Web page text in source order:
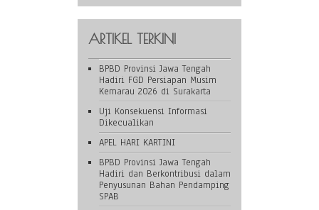
ARTIKEL TERKINI
BPBD Provinsi Jawa Tengah
Hadiri FGD Persiapan Musim
Kemarau 2026 di Surakarta
Uji Konsekuensi Informasi
Dikecualikan
APEL HARI KARTINI
BPBD Provinsi Jawa Tengah
Hadiri dan Berkontribusi dalam
Penyusunan Bahan Pendamping
SPAB